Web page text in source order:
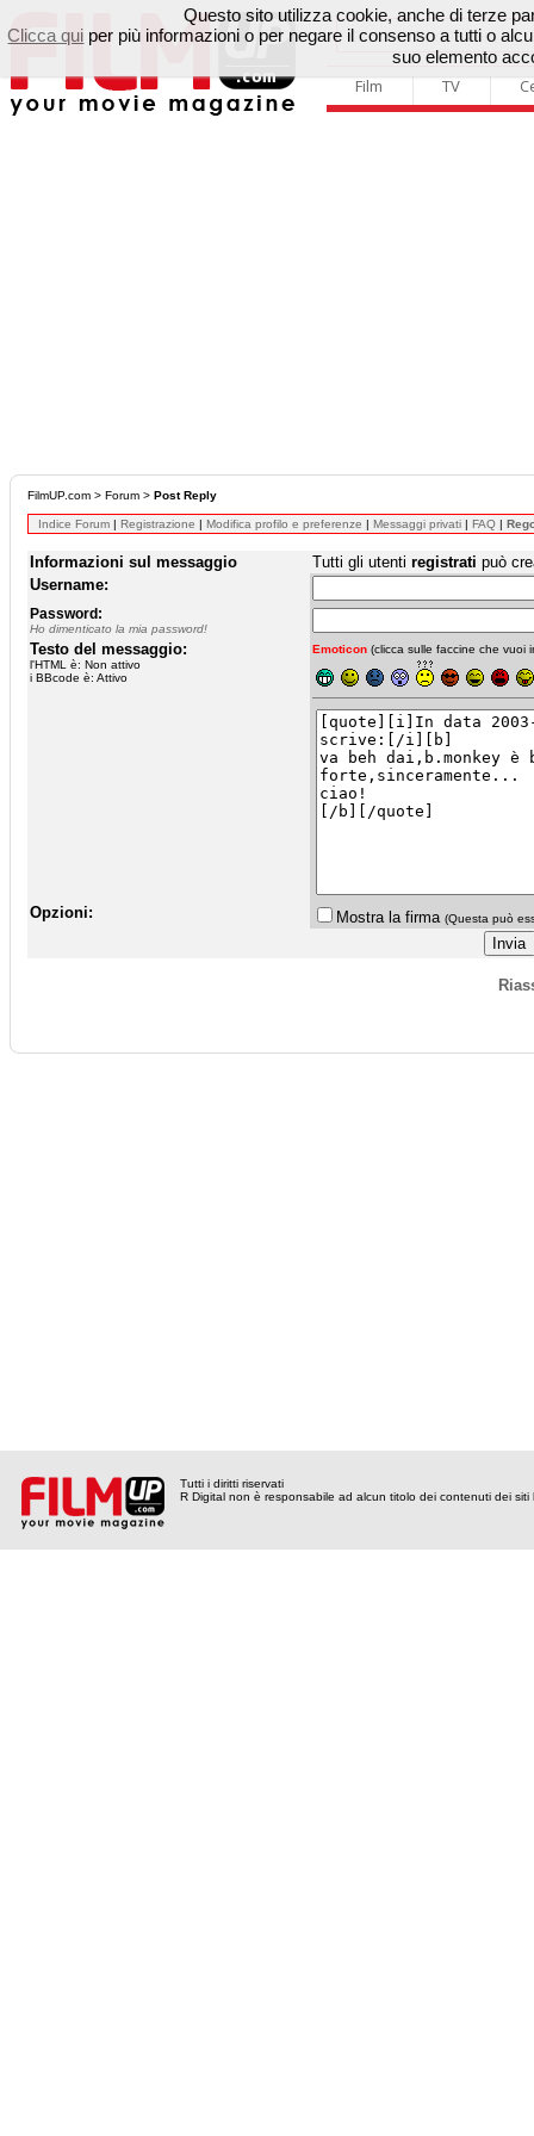
Film TV
FilmUP.com > Forum > Post Reply
Indice Forum | Registrazione | Modifica profilo e preferenze | Messaggi privati | FAQ |
Informazioni sul messaggio Tutti gli utenti registrati può
Username:
Password:
Ho dimenticato la mia password!
Testo del messaggio:
l'HTML è: Non attivo
i BBcode è: Attivo
Emoticon (clicca sulle faccine che vuoi
Opzioni: Mostra la firma (Questa può
Tutti i diritti riservati
R Digital non è responsabile ad alcun titolo dei contenuti dei siti
Questo sito utilizza cookie, anche di terze
Clicca qui per più informazioni o per negare il consenso a tutti o
suo elemento